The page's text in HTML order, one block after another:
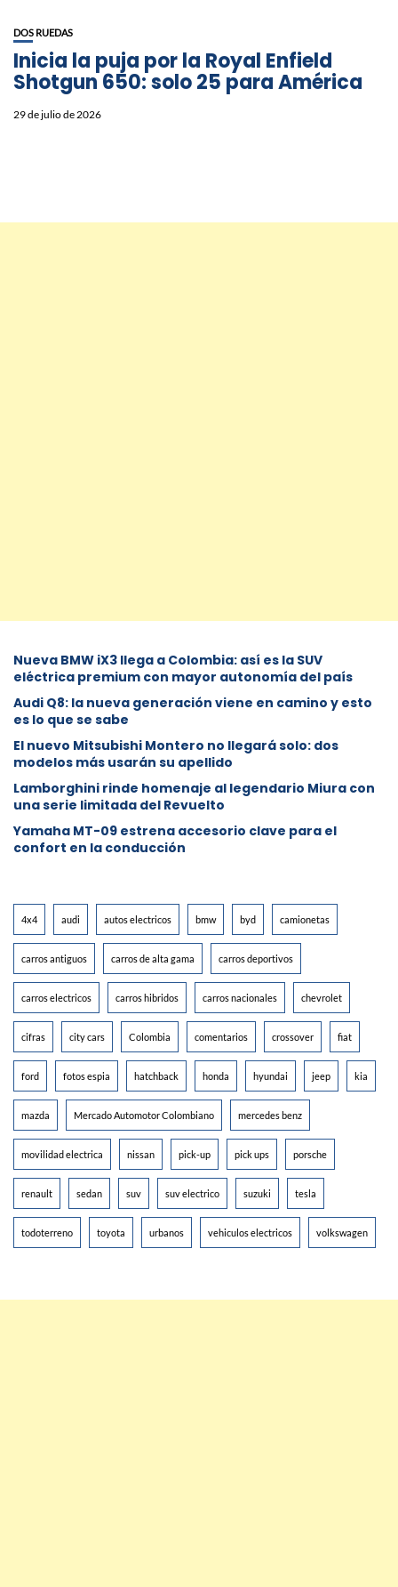
DOS RUEDAS
Inicia la puja por la Royal Enfield
Shotgun 650: solo 25 para América
29 de julio de 2026
Nueva BMW iX3 llega a Colombia: así es la SUV
eléctrica premium con mayor autonomía del país
Audi Q8: la nueva generación viene en camino y esto
es lo que se sabe
⁠El nuevo Mitsubishi Montero no llegará solo: dos
modelos más usarán su apellido
Lamborghini rinde homenaje al legendario Miura con
una serie limitada del Revuelto
Yamaha MT-09 estrena accesorio clave para el
confort en la conducción
4x4 audi autos electricos bmw byd camionetas
carros antiguos carros de alta gama carros deportivos
carros electricos carros hibridos carros nacionales chevrolet
cifras city cars Colombia comentarios crossover fiat
ford fotos espia hatchback honda hyundai jeep kia
mazda Mercado Automotor Colombiano mercedes benz
movilidad electrica nissan pick-up pick ups porsche
renault sedan suv suv electrico suzuki tesla
todoterreno toyota urbanos vehiculos electricos volkswagen